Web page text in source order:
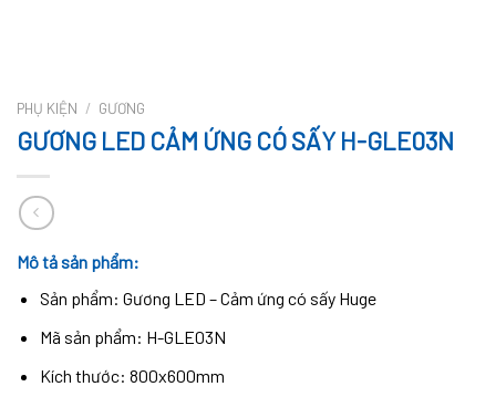
PHỤ KIỆN / GƯƠNG
GƯƠNG LED CẢM ỨNG CÓ SẤY H-GLE03N
Mô tả sản phẩm:
Sản phẩm: Gương LED – Cảm ứng có sấy Huge
Mã sản phẩm: H-GLE03N
Kích thước: 800x600mm